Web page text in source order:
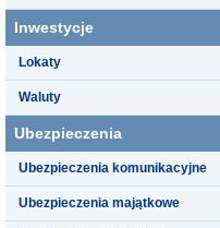
Inwestycje
Lokaty
Waluty
Ubezpieczenia
Ubezpieczenia komunikacyjne
Ubezpieczenia majątkowe